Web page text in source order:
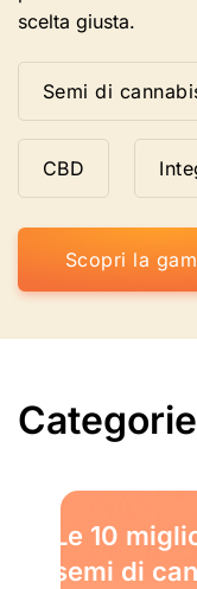
scelta giusta.
Semi di
CBD
Scopri la
Le 10
semi di